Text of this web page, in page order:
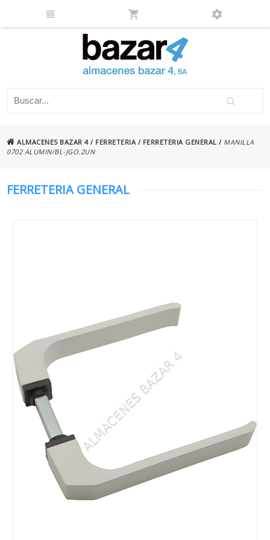
ALMACENES BAZAR 4/ FERRETERIA / FERRETERIA GENERAL / MANILLA
0702 ALUMIN/BL-JGO.2UN
FERRETERIA GENERAL